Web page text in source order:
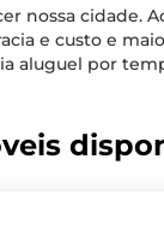
nossa cidade.
e custo e
aluguel por